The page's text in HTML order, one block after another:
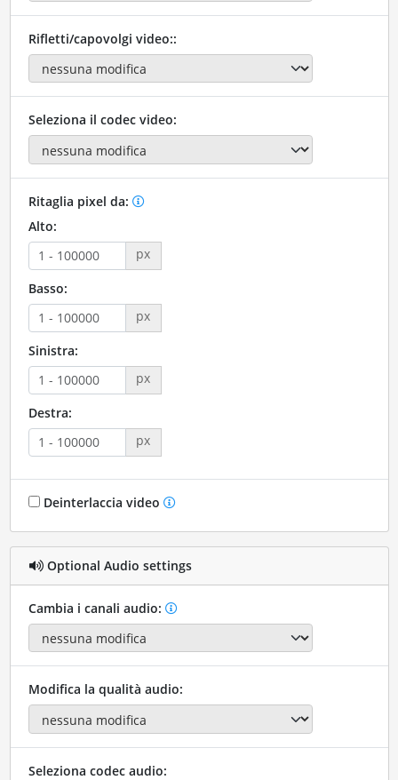
Rifletti/capovolgi video::
Seleziona il codec video:
Ritaglia pixel da:
Alto:
px
Basso:
px
Sinistra:
px
Destra:
px
Deinterlaccia video
Optional Audio settings
Cambia i canali audio:
Modifica la qualità audio:
Seleziona codec audio: